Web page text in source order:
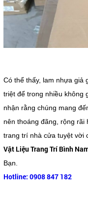
Có thể thấy, lam nhựa giả
triệt để trong nhiều không
nhận rằng chúng mang
nên thoáng đãng, rộng
trang trí nhà cửa tuyệt vời
Vật Liệu Trang Trí Bình
Bạn.
Hotline: 0908 847 182